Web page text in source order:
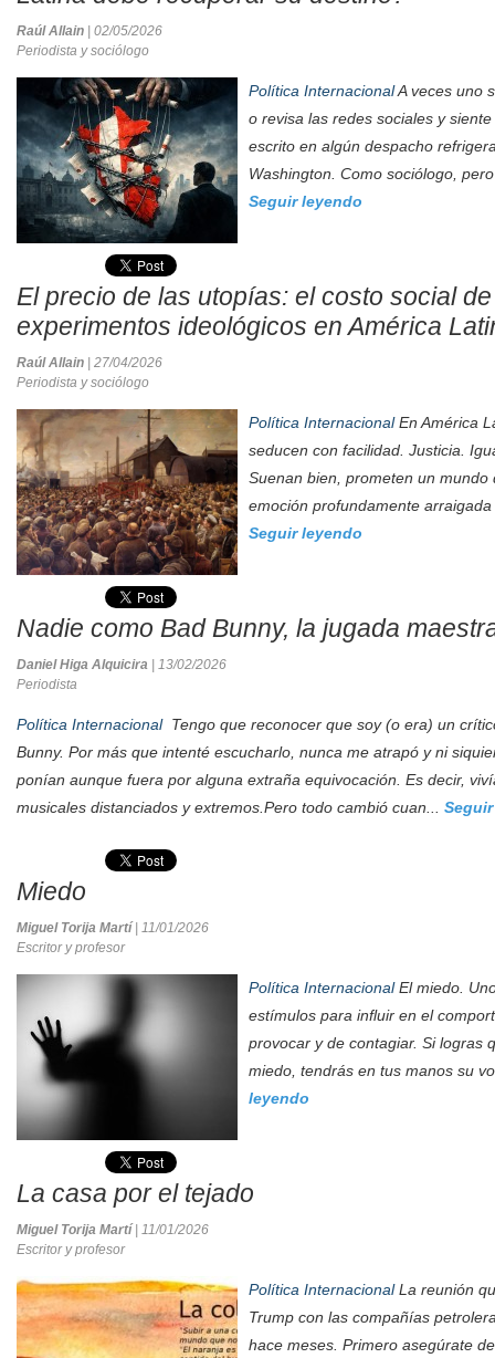
Raúl Allain
| 02/05/2026
Periodista y sociólogo
Política InternacionalA veces uno
o revisa las redes sociales y
escrito en algún despacho
Washington. Como sociólogo,
Seguir leyendo
El precio de las utopías: el costo social
experimentos ideológicos en América
Raúl Allain
| 27/04/2026
Periodista y sociólogo
Política InternacionalEn América
seducen con facilidad. Justicia.
Suenan bien, prometen un mundo
emoción profundamente
Seguir leyendo
Nadie como Bad Bunny, la jugada
Daniel Higa Alquicira
| 13/02/2026
Periodista
Política InternacionalTengo que reconocer que soy (o era) un
Bunny. Por más que intenté escucharlo, nunca me atrapó y ni
ponían aunque fuera por alguna extraña equivocación. Es decir,
musicales distanciados y extremos.Pero todo cambió cuan...
Miedo
Miguel Torija Martí
| 11/01/2026
Escritor y profesor
Política InternacionalEl miedo.
estímulos para influir en el
provocar y de contagiar. Si logras
miedo, tendrás en tus manos su
leyendo
La casa por el tejado
Miguel Torija Martí
| 11/01/2026
Escritor y profesor
Política InternacionalLa reunión
Trump con las compañías
hace meses. Primero asegúrate